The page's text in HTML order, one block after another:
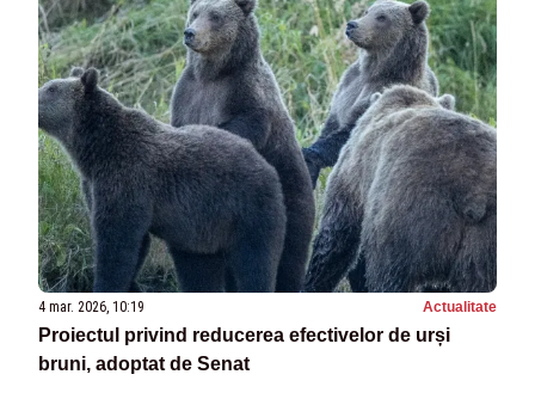
4 mar. 2026, 10:19 Actualitate
Proiectul privind reducerea efectivelor de urși
bruni, adoptat de Senat